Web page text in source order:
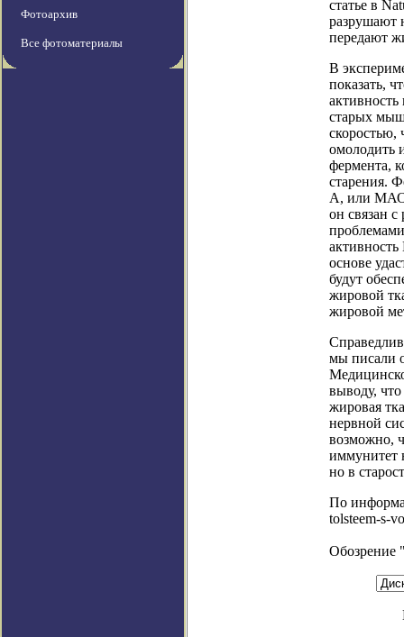
Фотоархив
Все фотоматериалы
статье в
разрушают
передают
В
показать,
старых
скоростью,
омолодить
фермента,
старения.
А, или
он связан
основе
будут
жировой
жировой
мы писали
выводу,
жировая
нервной
возможно,
иммунитет
но в
По
tolsteem-s-
Обозрение